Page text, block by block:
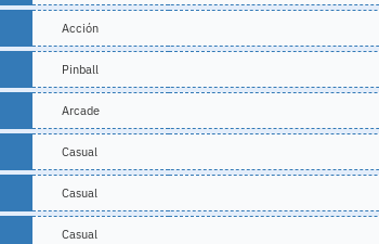
Acción
Pinball
Arcade
Casual
Casual
Casual